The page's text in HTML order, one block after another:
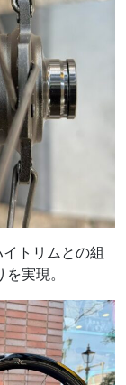
トリムとの組
実現。